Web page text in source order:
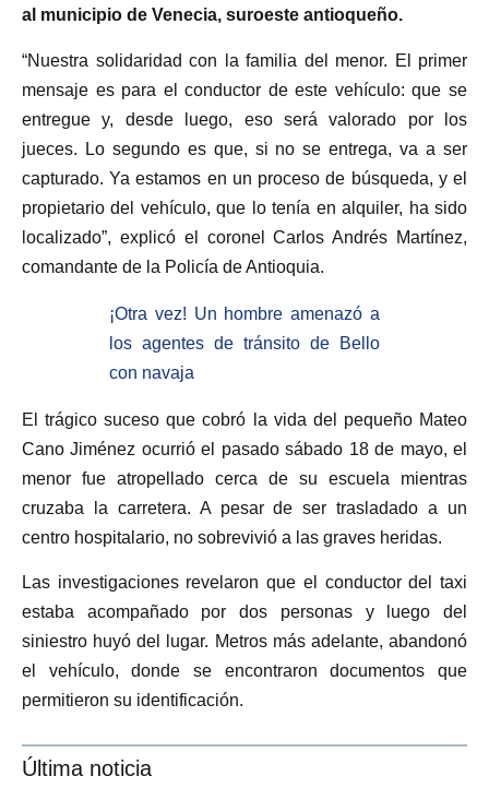
al municipio de Venecia, suroeste antioqueño.
“Nuestra solidaridad con la familia del menor. El primer
mensaje es para el conductor de este vehículo: que se
entregue y, desde luego, eso será valorado por los
jueces. Lo segundo es que, si no se entrega, va a ser
capturado. Ya estamos en un proceso de búsqueda, y el
propietario del vehículo, que lo tenía en alquiler, ha sido
localizado”, explicó el coronel Carlos Andrés Martínez,
comandante de la Policía de Antioquia.
¡Otra vez! Un hombre amenazó a
los agentes de tránsito de Bello
con navaja
El trágico suceso que cobró la vida del pequeño Mateo
Cano Jiménez ocurrió el pasado sábado 18 de mayo, el
menor fue atropellado cerca de su escuela mientras
cruzaba la carretera. A pesar de ser trasladado a un
centro hospitalario, no sobrevivió a las graves heridas.
Las investigaciones revelaron que el conductor del taxi
estaba acompañado por dos personas y luego del
siniestro huyó del lugar. Metros más adelante, abandonó
el vehículo, donde se encontraron documentos que
permitieron su identificación.
Última noticia